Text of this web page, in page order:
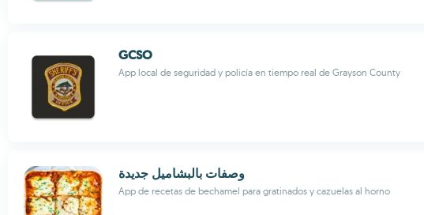
GCSO
App local de seguridad y policía en tiempo real de Grayson County
وصفات بالبشاميل جديدة
App de recetas de bechamel para gratinados y cazuelas al horno